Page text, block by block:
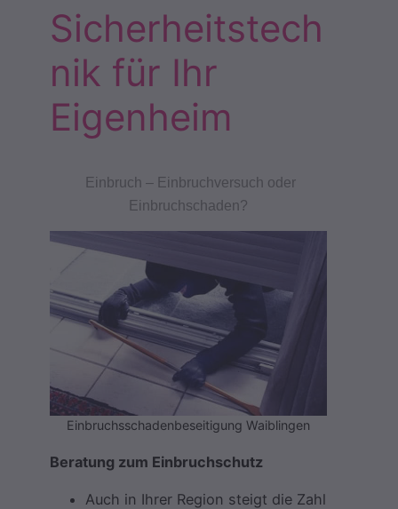
Sicherheitstech
nik für Ihr
Eigenheim
Einbruch – Einbruchversuch oder
Einbruchschaden?
Einbruchsschadenbeseitigung Waiblingen
Beratung zum Einbruchschutz
Auch in Ihrer Region steigt die Zahl